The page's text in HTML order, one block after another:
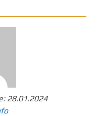
28.01.2024